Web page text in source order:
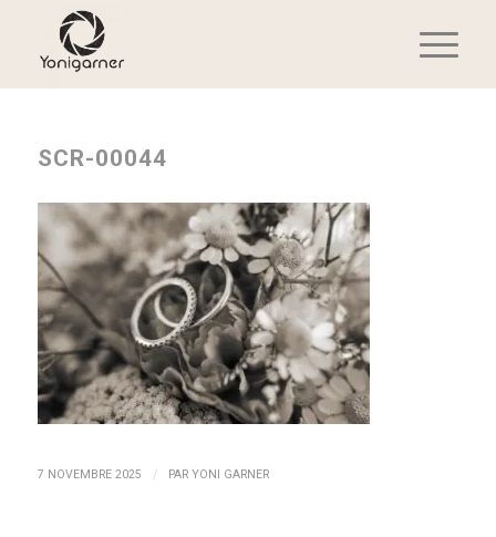
SCR-00044
7 NOVEMBRE 2025 / PAR YONI GARNER